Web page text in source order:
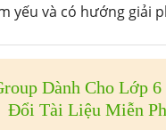
yếu và có hướng giải
Dành Cho Lớp 6
Đổi Tài Liệu Miễn